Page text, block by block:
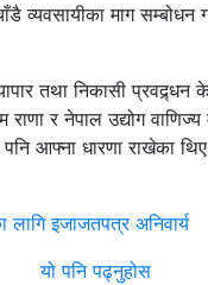
व्यवसायीका माग सम्बोधन
तथा निकासी प्रवद्र्धन
राणा र नेपाल उद्योग वाणिज्य
आफ्ना धारणा राखेका
लागि इजाजतपत्र अनिवार्य
यो पनि पढ्नुहोस